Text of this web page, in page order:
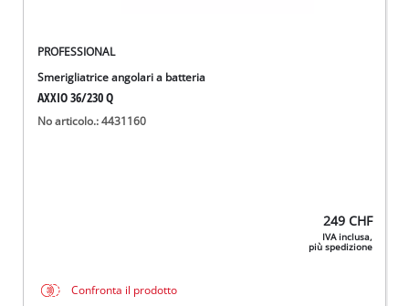
PROFESSIONAL
Smerigliatrice angolari a batteria
AXXIO 36/230 Q
No articolo.: 4431160
249 CHF
IVA inclusa,
più spedizione
Confronta il prodotto